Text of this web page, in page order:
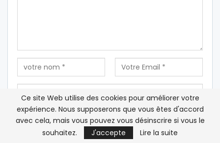
Enregistrez mon nom, mon e-mail et mon site Web
dans ce navigateur pour la prochaine fois que je
Ce site Web utilise des cookies pour améliorer votre
expérience. Nous supposerons que vous êtes d'accord
avec cela, mais vous pouvez vous désinscrire si vous le
souhaitez.
J'accepte Lire la suite